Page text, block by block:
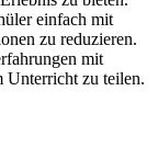
einfach mit
zu reduzieren.
mit
Unterricht zu teilen.